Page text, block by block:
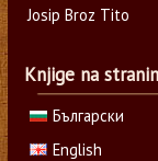
Josip Broz Tito
Knjige na
Български
English